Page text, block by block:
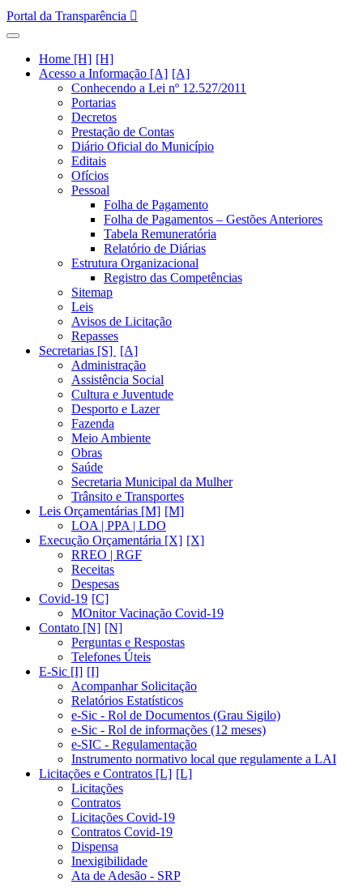
Portal da Transparência
Home [H]
Acesso a Informação [A]
Conhecendo a Lei nº 12.527/2011
Portarias
Decretos
Prestação de Contas
Diário Oficial do Município
Editais
Ofícios
Pessoal
Folha de Pagamento
Folha de Pagamentos – Gestões Anteriores
Tabela Remuneratória
Relatório de Diárias
Estrutura Organizacional
Registro das Competências
Sitemap
Leis
Avisos de Licitação
Repasses
Secretarias [S]
Administração
Assistência Social
Cultura e Juventude
Desporto e Lazer
Fazenda
Meio Ambiente
Obras
Saúde
Secretaria Municipal da Mulher
Trânsito e Transportes
Leis Orçamentárias [M]
LOA | PPA | LDO
Execução Orçamentária [X]
RREO | RGF
Receitas
Despesas
Covid-19
MOnitor Vacinação Covid-19
Contato [N]
Perguntas e Respostas
Telefones Úteis
E-Sic [I]
Acompanhar Solicitação
Relatórios Estatísticos
e-Sic - Rol de Documentos (Grau Sigilo)
e-Sic - Rol de informações (12 meses)
e-SIC - Regulamentação
Instrumento normativo local que regulamente a LAI
Licitações e Contratos [L]
Licitações
Contratos
Licitações Covid-19
Contratos Covid-19
Dispensa
Inexigibilidade
Ata de Adesão - SRP